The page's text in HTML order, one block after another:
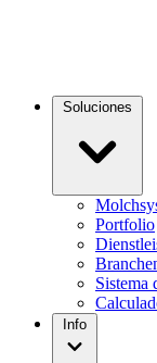
Soluciones
Portfolio
Sistema
Info